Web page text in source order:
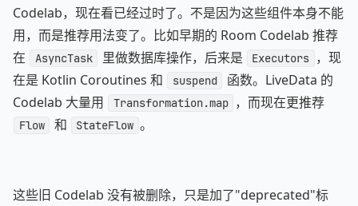
Codelab，现在看已经过时了。不是因为这些组件本身不能
用，而是推荐用法变了。比如早期的 Room Codelab 推荐
在
AsyncTask 里做数据库操作，后来是 Executors ，现
在是 Kotlin Coroutines 和
suspend
函数。LiveData 的
Codelab 大量用
Transformation.map ，而现在更推荐
Flow 和 StateFlow 。
这些旧 Codelab 没有被删除，只是加了"deprecated"标